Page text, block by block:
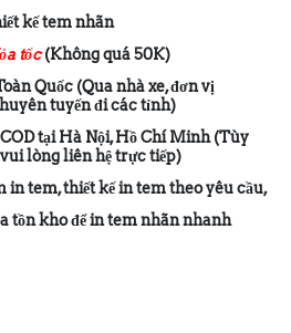
kế tem nhãn
tốc(Không quá 50K)
Quốc (Qua nhà xe, đơn vị
tuyến đi các tỉnh)
tại Hà Nội, Hồ Chí Minh (Tùy
lòng liên hệ trực tiếp)
in tem, thiết kế in tem theo yêu cầu,
tồn kho để in tem nhãn nhanh